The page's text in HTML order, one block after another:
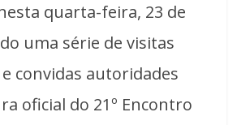
quarta-feira, 23 de
uma série de visitas
convidas autoridades
oficial do 21º Encontro